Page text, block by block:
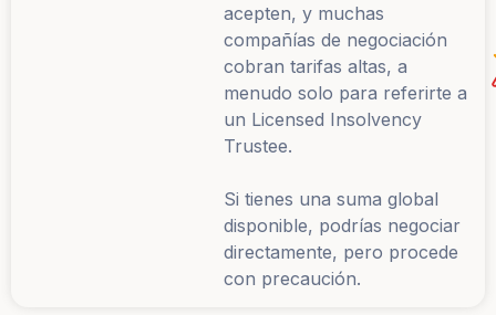
acepten, y muchas
compañías de negociación
cobran tarifas altas, a
menudo solo para referirte a
un Licensed Insolvency
Trustee.
Si tienes una suma global
disponible, podrías negociar
directamente, pero procede
con precaución.